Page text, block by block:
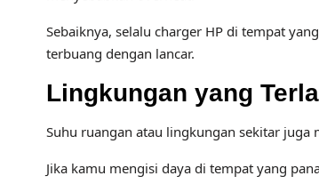
Sebaiknya, selalu charger HP di tempat
terbuang dengan lancar.
Lingkungan yang
Suhu ruangan atau lingkungan sekitar juga
Jika kamu mengisi daya di tempat yang